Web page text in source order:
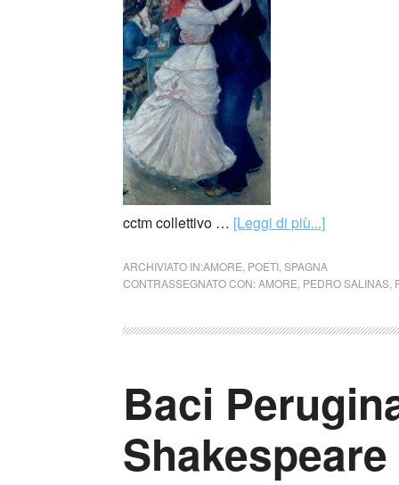
cctm collettivo … [Leggi di più...]
ARCHIVIATO IN:AMORE POETI SPAGNA
CONTRASSEGNATO CON:AMORE PEDRO SALINAS
Baci
Shakespeare